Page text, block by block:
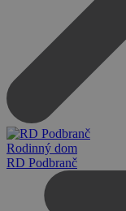
Rodinný dom
RD Podbranč